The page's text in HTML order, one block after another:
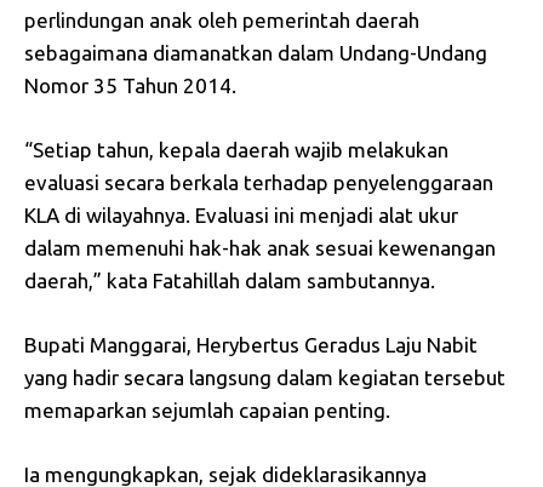
perlindungan anak oleh pemerintah daerah
sebagaimana diamanatkan dalam Undang-Undang
Nomor 35 Tahun 2014.
“Setiap tahun, kepala daerah wajib melakukan
evaluasi secara berkala terhadap penyelenggaraan
KLA di wilayahnya. Evaluasi ini menjadi alat ukur
dalam memenuhi hak-hak anak sesuai kewenangan
daerah,” kata Fatahillah dalam sambutannya.
Bupati Manggarai, Herybertus Geradus Laju Nabit
yang hadir secara langsung dalam kegiatan tersebut
memaparkan sejumlah capaian penting.
Ia mengungkapkan, sejak dideklarasikannya